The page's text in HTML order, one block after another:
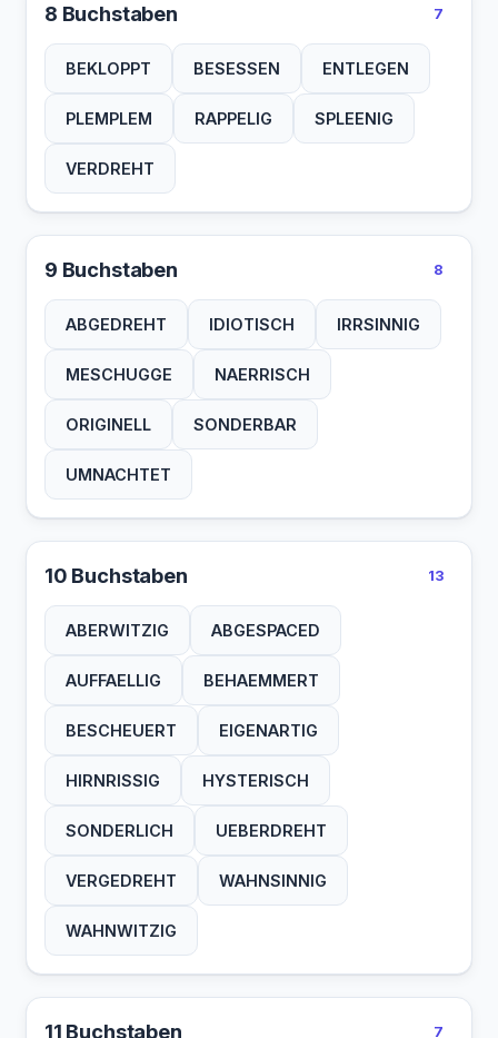
8 Buchstaben 7
BEKLOPPT BESESSEN ENTLEGEN
PLEMPLEM RAPPELIG SPLEENIG
VERDREHT
9 Buchstaben 8
ABGEDREHT IDIOTISCH IRRSINNIG
MESCHUGGE NAERRISCH
ORIGINELL SONDERBAR
UMNACHTET
10 Buchstaben 13
ABERWITZIG ABGESPACED
AUFFAELLIG BEHAEMMERT
BESCHEUERT EIGENARTIG
HIRNRISSIG HYSTERISCH
SONDERLICH UEBERDREHT
VERGEDREHT WAHNSINNIG
WAHNWITZIG
11 Buchstaben 7